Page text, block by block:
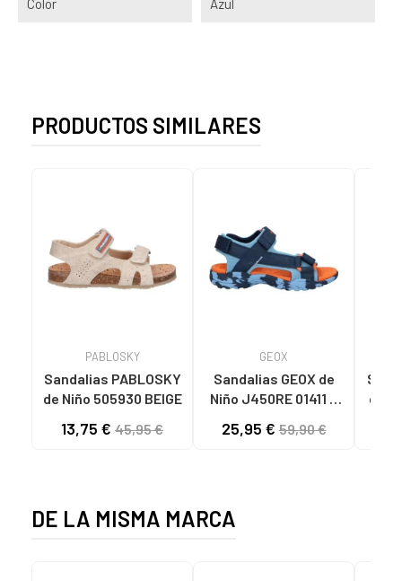
Color Azul
PRODUCTOS SIMILARES
PABLOSKY
Sandalias PABLOSKY
de Niño 505930 BEIGE
13,75 € 45,95 €
GEOX
Sandalias GEOX de
Niño J450RE 01411 J
NAVY C4228
25,95 €59,90 €
DE LA MISMA MARCA